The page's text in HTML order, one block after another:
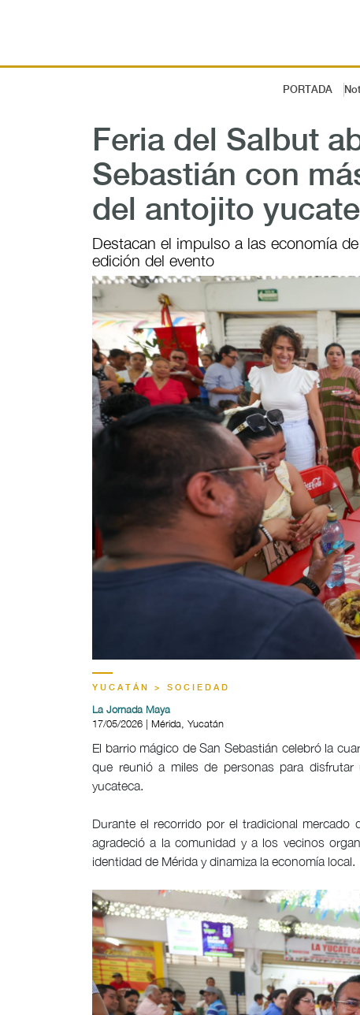
PORTADA
Feria del Salbut
Sebastián con
del antojito
Destacan el impulso a las economía
edición del evento
YUCATÁN > SOCIEDAD
La Jornada Maya
17/05/2026 | Mérida, Yucatán
El barrio mágico de San Sebastián celebró la
que reunió a miles de personas para
yucateca.
Durante el recorrido por el tradicional mercado
agradeció a la comunidad y a los vecinos
identidad de Mérida y dinamiza la economía local.